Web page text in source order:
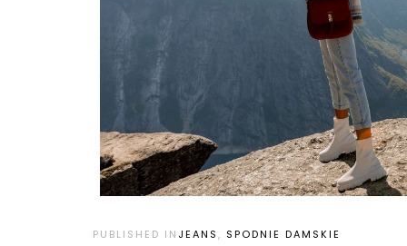
PUBLISHED IN JEANS, SPODNIE DAMSKIE